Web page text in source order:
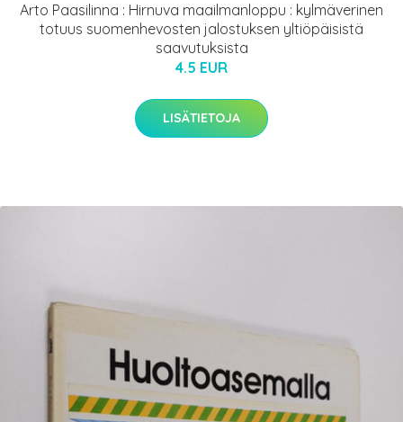
Arto Paasilinna : Hirnuva maailmanloppu : kylmäverinen
totuus suomenhevosten jalostuksen yltiöpäisistä
saavutuksista
4.5 EUR
LISÄTIETOJA